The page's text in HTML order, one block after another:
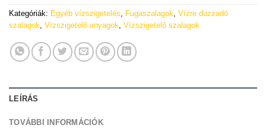
Kategóriák: Egyéb vízszigetelés Fugaszalagok Vízre duzzadó
szalagok Vízszigetelő anyagok Vízszigetelő szalagok
LEÍRÁS
TOVÁBBI INFORMÁCIÓK